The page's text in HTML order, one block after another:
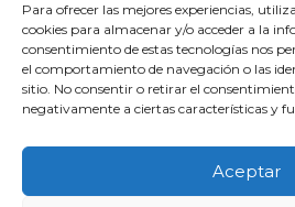
Para ofrecer las mejores experiencias,
cookies para almacenar y/o acceder a la
consentimiento de estas tecnologías nos
el comportamiento de navegación o las
sitio. No consentir o retirar el
negativamente a ciertas características y
Aceptar
Directrices de la
Política de
personales
Copyright © 2026